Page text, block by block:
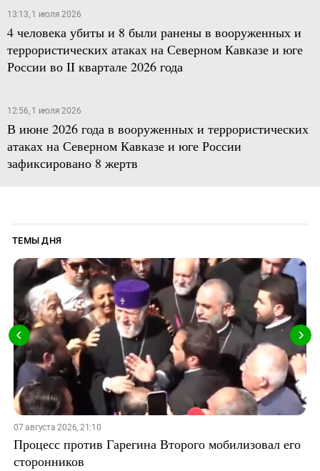
13:13, 1 июля 2026
4 человека убиты и 8 были ранены в вооруженных и
террористических атаках на Северном Кавказе и юге
России во II квартале 2026 года
12:56, 1 июля 2026
В июне 2026 года в вооруженных и террористических
атаках на Северном Кавказе и юге России
зафиксировано 8 жертв
ТЕМЫ ДНЯ
07 августа 2026, 21:10
Процесс против Гарегина Второго мобилизовал его
сторонников